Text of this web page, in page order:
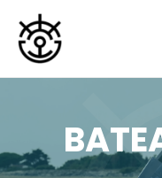
contenu